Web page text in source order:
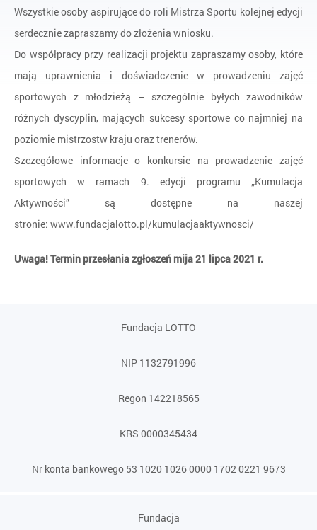
Wszystkie osoby aspirujące do roli Mistrza Sportu kolejnej edycji
serdecznie zapraszamy do złożenia wniosku.
Do współpracy przy realizacji projektu zapraszamy osoby, które
mają uprawnienia i doświadczenie w prowadzeniu zajęć
sportowych z młodzieżą – szczególnie byłych zawodników
różnych dyscyplin, mających sukcesy sportowe co najmniej na
poziomie mistrzostw kraju oraz trenerów.
Szczegółowe informacje o konkursie na prowadzenie zajęć
sportowych w ramach 9. edycji programu „Kumulacja
Aktywności” są dostępne na naszej
stronie: www.fundacjalotto.pl/kumulacjaaktywnosci/
Uwaga! Termin przesłania zgłoszeń mija 21 lipca 2021 r.
Fundacja LOTTO
NIP 1132791996
Regon 142218565
KRS 0000345434
Nr konta bankowego 53 1020 1026 0000 1702 0221 9673
Fundacja